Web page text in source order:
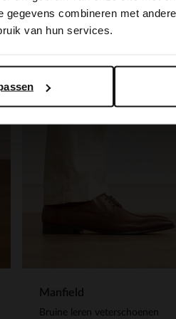
combineren met
van hun services.
Manfield
Bruine leren veterschoenen